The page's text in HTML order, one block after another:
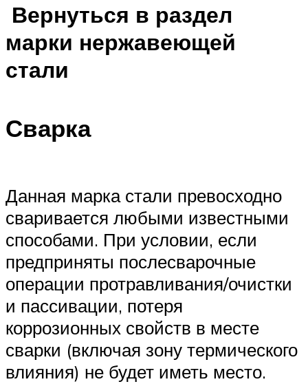
Вернуться в раздел
марки нержавеющей
стали
Сварка
Данная марка стали превосходно
сваривается любыми известными
способами. При условии, если
предприняты послесварочные
операции протравливания/очистки
и пассивации, потеря
коррозионных свойств в месте
сварки (включая зону термического
влияния) не будет иметь место.